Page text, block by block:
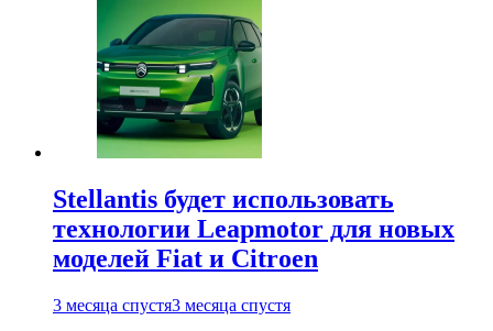
Stellantis будет использовать
технологии Leapmotor для новых
моделей Fiat и Citroen
3 месяца спустя3 месяца спустя